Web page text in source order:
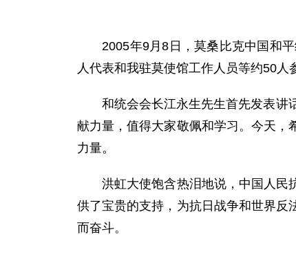
2005年9月8日，莫桑比克中国和平
人代表和我驻莫使馆工作人员等约50人
和统会会长江永生先生首先发表讲话
献力量，值得大家敬佩和学习。今天，
力量。
洪虹大使饱含热泪地说，中国人民抗
供了宝贵的支持，为抗日战争和世界反
而奋斗。